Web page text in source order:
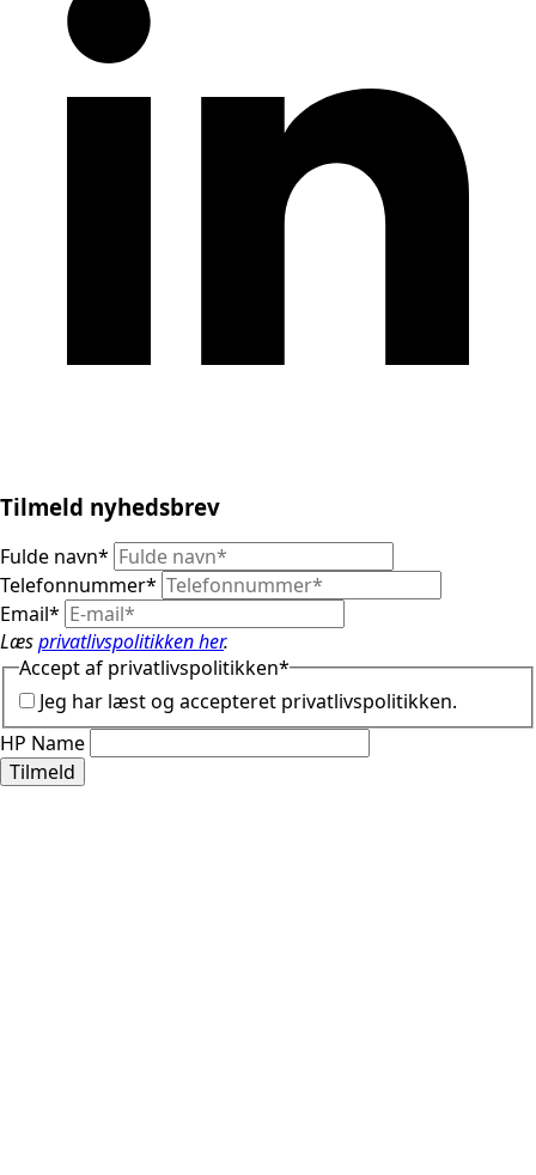
Tilmeld nyhedsbrev
Fulde navn*
Telefonnummer*
Email*
Læsprivatlivspolitikken her.
Accept af privatlivspolitikken*
Jeg har læst og accepteret privatlivspolitikken.
HP Name
Tilmeld